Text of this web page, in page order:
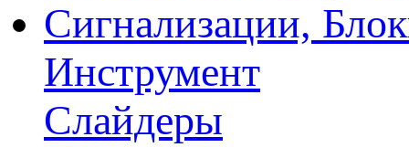
Сигнализации,
Инструмент
Слайдеры